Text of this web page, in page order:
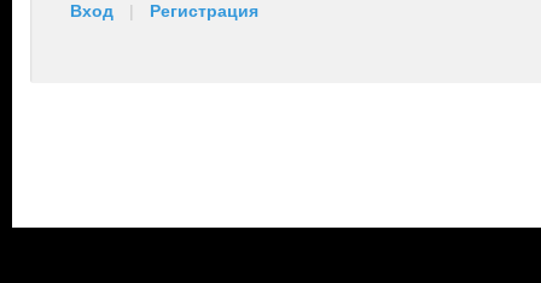
Вход | Регистрация